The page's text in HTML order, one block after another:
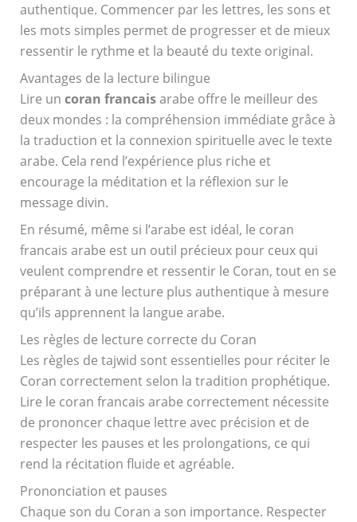
authentique. Commencer par les lettres, les sons et
les mots simples permet de progresser et de mieux
ressentir le rythme et la beauté du texte original.
Avantages de la lecture bilingue
Lire un coran francaisarabe offre le meilleur des
deux mondes : la compréhension immédiate grâce à
la traduction et la connexion spirituelle avec le texte
arabe. Cela rend l’expérience plus riche et
encourage la méditation et la réflexion sur le
message divin.
En résumé, même si l’arabe est idéal, le coran
francais arabe est un outil précieux pour ceux qui
veulent comprendre et ressentir le Coran, tout en se
préparant à une lecture plus authentique à mesure
qu’ils apprennent la langue arabe.
Les règles de lecture correcte du Coran
Les règles de tajwid sont essentielles pour réciter le
Coran correctement selon la tradition prophétique.
Lire le coran francais arabe correctement nécessite
de prononcer chaque lettre avec précision et de
respecter les pauses et les prolongations, ce qui
rend la récitation fluide et agréable.
Prononciation et pauses
Chaque son du Coran a son importance. Respecter